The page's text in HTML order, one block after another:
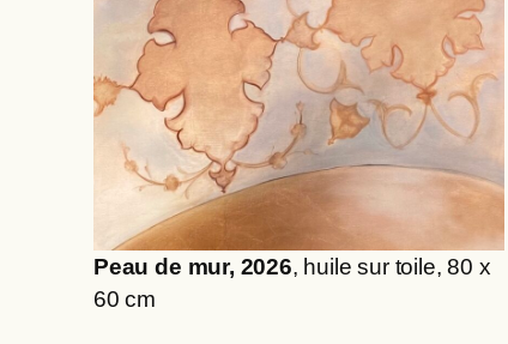
Peau de mur, 2026, huile sur toile, 80 x
60 cm